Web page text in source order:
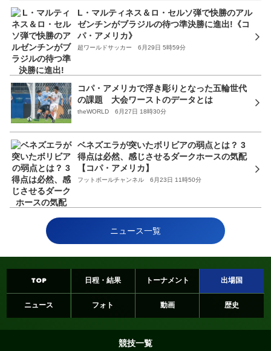
L・マルティネス＆ロ・セルソ弾で快勝のアル
ゼンチンがブラジルの待つ準決勝に進出!《コ
パ・アメリカ》
超ワールドサッカー 6月29日 5時59分
コパ・アメリカで浮き彫りとなった五輪世代
の課題 大会ワーストのデータとは
theWORLD 6月27日 18時30分
ベネズエラが突いたボリビアの弱点とは？ 3
得点は必然、感じさせるダークホースの気配
【コパ・アメリカ】
フットボールチャンネル 6月23日 11時50分
ニュース一覧
TOP 日程・結果 トーナメント 出場国
ニュース フォト 動画 歴史
競技一覧